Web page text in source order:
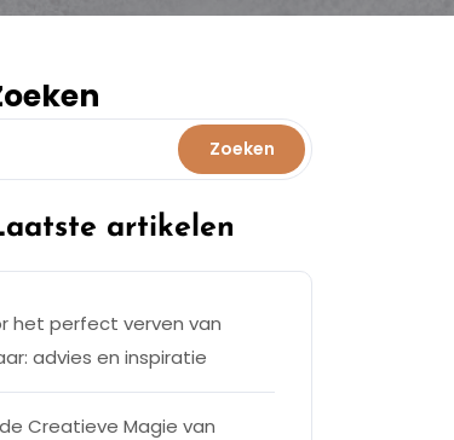
Zoeken
artikelen
het perfect verven van
advies en inspiratie
Creatieve Magie van